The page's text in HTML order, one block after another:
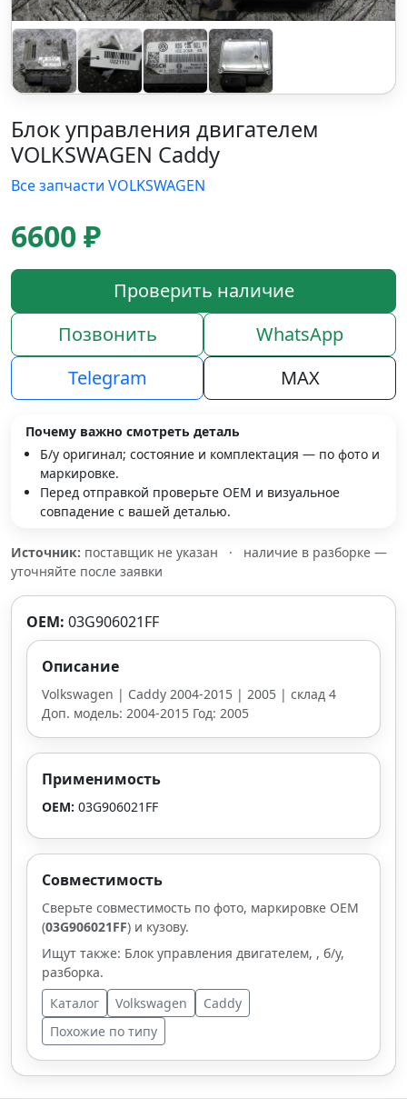
Блок управления двигателем
VOLKSWAGEN Caddy
Все запчасти VOLKSWAGEN
6600 ₽
Проверить наличие
Позвонить
WhatsApp
Telegram
MAX
Почему важно смотреть деталь
Б/у оригинал; состояние и комплектация — по фото и
маркировке.
Перед отправкой проверьте OEM и визуальное
совпадение с вашей деталью.
Источник: поставщик не указан ·
наличие в разборке —
уточняйте после заявки
OEM: 03G906021FF
Описание
Volkswagen | Caddy 2004-2015 | 2005 | склад 4
Доп. модель: 2004-2015 Год: 2005
Применимость
OEM: 03G906021FF
Совместимость
Сверьте совместимость по фото, маркировке OEM
(03G906021FF) и кузову.
Ищут также: Блок управления двигателем, , б/у,
разборка.
Каталог
Volkswagen
Caddy
Похожие по типу